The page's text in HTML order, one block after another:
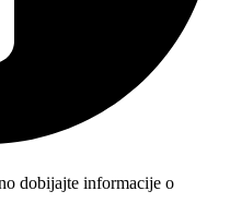
dobijajte informacije o